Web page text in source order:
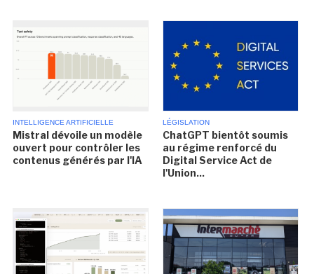
INTELLIGENCE ARTIFICIELLE
Mistral dévoile un modèle
ouvert pour contrôler les
contenus générés par l'IA
LÉGISLATION
ChatGPT bientôt soumis
au régime renforcé du
Digital Service Act de
l'Union...